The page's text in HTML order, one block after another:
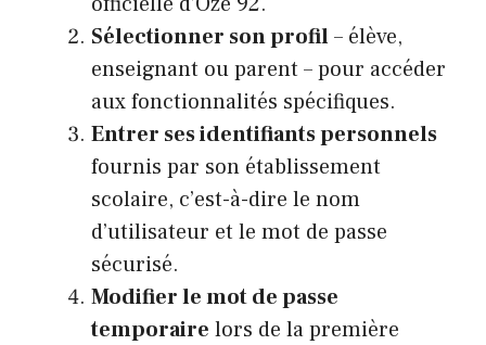
Sélectionner son profil– élève,
enseignant ou parent – pour accéder
aux fonctionnalités spécifiques.
Entrer ses identifiants personnels
fournis par son établissement
scolaire, c’est-à-dire le nom
d’utilisateur et le mot de passe
sécurisé.
Modifier le mot de passe
temporaire lors de la première